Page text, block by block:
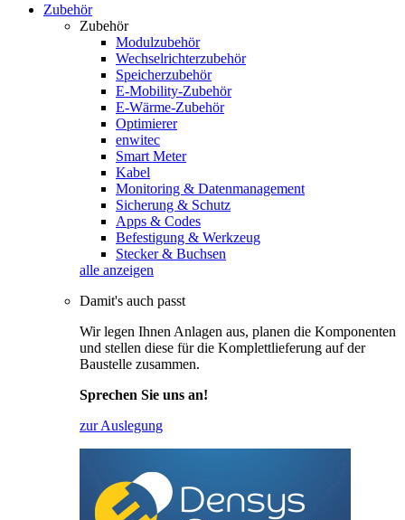
Zubehör
Zubehör
Modulzubehör
Wechselrichterzubehör
Speicherzubehör
E-Mobility-Zubehör
E-Wärme-Zubehör
Optimierer
enwitec
Smart Meter
Kabel
Monitoring & Datenmanagement
Sicherung & Schutz
Apps & Codes
Befestigung & Werkzeug
Stecker & Buchsen
alle anzeigen
Damit's auch passt
Wir legen Ihnen Anlagen aus, planen die Komponenten
und stellen diese für die Komplettlieferung auf der
Baustelle zusammen.
Sprechen Sie uns an!
zur Auslegung